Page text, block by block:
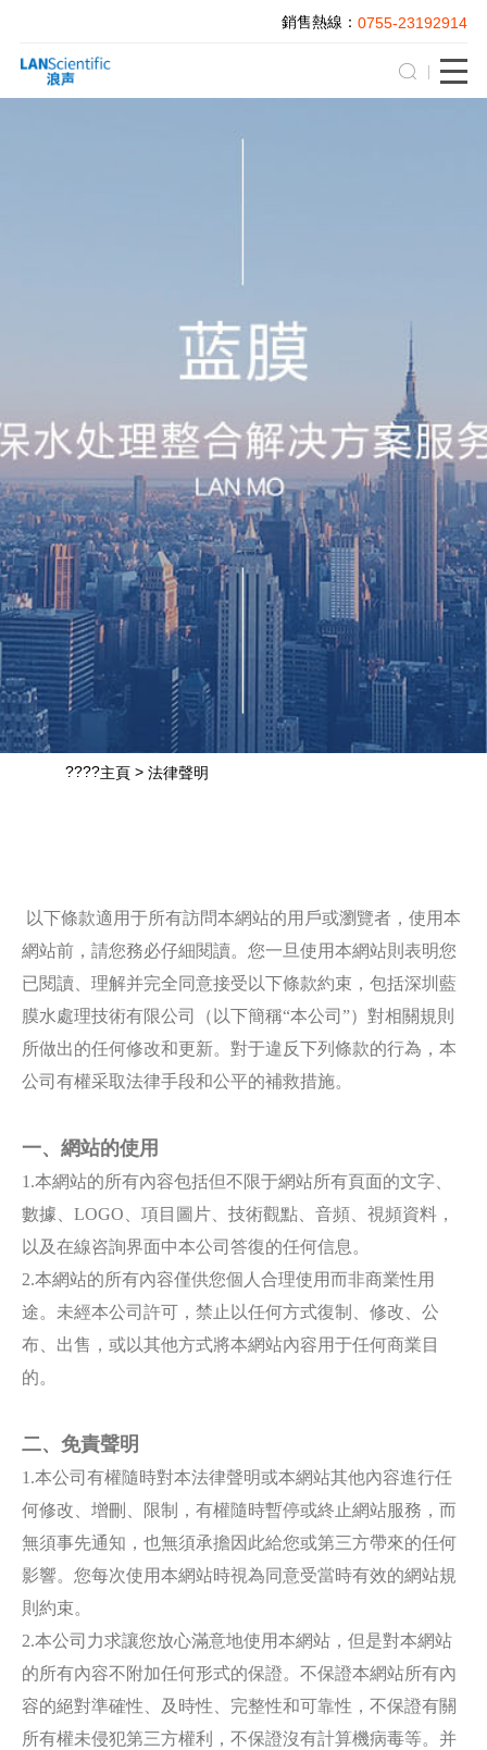
銷售熱線：0755-23192914
????主頁 > 法律聲明
以下條款適用于所有訪問本網站的用戶或瀏覽者，使用本
網站前，請您務必仔細閱讀。您一旦使用本網站則表明您
已閱讀、理解并完全同意接受以下條款約束，包括深圳藍
膜水處理技術有限公司（以下簡稱“本公司”）對相關規則
所做出的任何修改和更新。對于違反下列條款的行為，本
公司有權采取法律手段和公平的補救措施。
一、網站的使用
1.本網站的所有內容包括但不限于網站所有頁面的文字、
數據、LOGO、項目圖片、技術觀點、音頻、視頻資料，
以及在線咨詢界面中本公司答復的任何信息。
2.本網站的所有內容僅供您個人合理使用而非商業性用
途。未經本公司許可，禁止以任何方式復制、修改、公
布、出售，或以其他方式將本網站內容用于任何商業目
的。
二、免責聲明
1.本公司有權隨時對本法律聲明或本網站其他內容進行任
何修改、增刪、限制，有權隨時暫停或終止網站服務，而
無須事先通知，也無須承擔因此給您或第三方帶來的任何
影響。您每次使用本網站時視為同意受當時有效的網站規
則約束。
2.本公司力求讓您放心滿意地使用本網站，但是對本網站
的所有內容不附加任何形式的保證。不保證本網站所有內
容的絕對準確性、及時性、完整性和可靠性，不保證有關
所有權未侵犯第三方權利，不保證沒有計算機病毒等。并